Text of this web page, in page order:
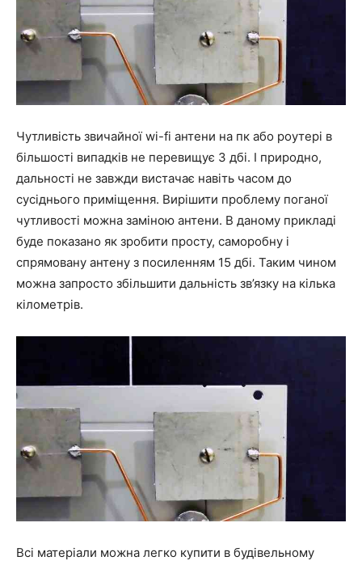
Чутливість звичайної wi-fi антени на пк або роутері в
більшості випадків не перевищує 3 дбі. І природно,
дальності не завжди вистачає навіть часом до
сусіднього приміщення. Вирішити проблему поганої
чутливості можна заміною антени. В даному прикладі
буде показано як зробити просту, саморобну і
спрямовану антену з посиленням 15 дбі. Таким чином
можна запросто збільшити дальність зв’язку на кілька
кілометрів.
Всі матеріали можна легко купити в будівельному